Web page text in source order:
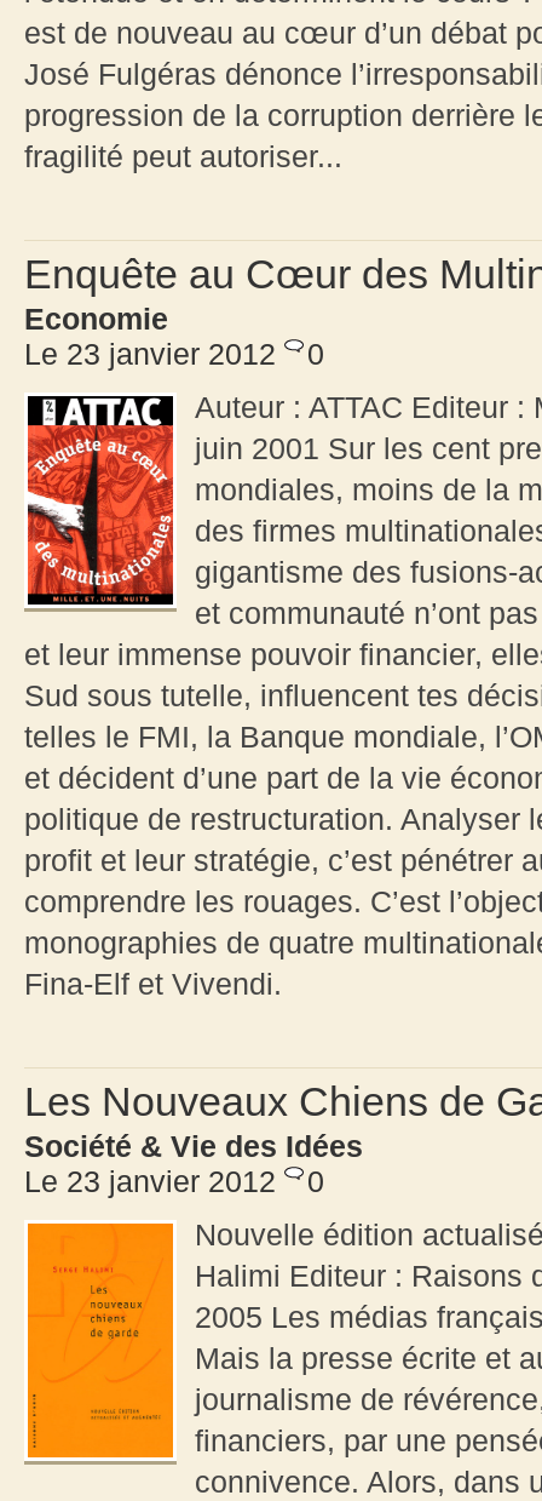
est de nouveau au cœur d’un débat
José Fulgéras dénonce
progression de la corruption derrière
fragilité peut autoriser...
Enquête au Cœur des
Economie
Le 23 janvier 2012
0
Auteur : ATTAC Editeur
juin 2001 Sur les cent
mondiales, moins de la
des firmes
gigantisme des fusions-
et communauté n’ont
et leur immense pouvoir financier,
Sud sous tutelle, influencent tes
telles le FMI, la Banque mondiale,
et décident d’une part de la vie
politique de restructuration. Analyser
profit et leur stratégie, c’est pénétrer
comprendre les rouages. C’est
monographies de quatre
Fina-Elf et Vivendi.
Les Nouveaux Chiens de
Société & Vie des Idées
Le 23 janvier 2012
0
Nouvelle édition
Halimi Editeur : Raisons
2005 Les médias
Mais la presse écrite et
journalisme de
financiers, par une
connivence. Alors, dans